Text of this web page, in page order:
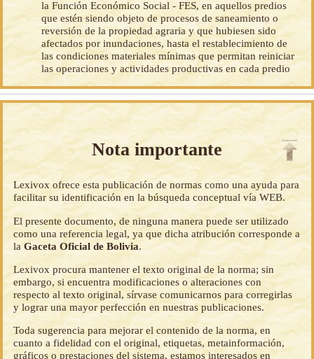
la Función Económico Social - FES, en aquellos predios
que estén siendo objeto de procesos de saneamiento o
reversión de la propiedad agraria y que hubiesen sido
afectados por inundaciones, hasta el restablecimiento de
las condiciones materiales mínimas que permitan reiniciar
las operaciones y actividades productivas en cada predio
Nota importante
Lexivox ofrece esta publicación de normas como una ayuda para
facilitar su identificación en la búsqueda conceptual vía WEB.
El presente documento, de ninguna manera puede ser utilizado
como una referencia legal, ya que dicha atribución corresponde a
laGaceta Oficial de Bolivia.
Lexivox procura mantener el texto original de la norma; sin
embargo, si encuentra modificaciones o alteraciones con
respecto al texto original, sírvase comunicarnos para corregirlas
y lograr una mayor perfección en nuestras publicaciones.
Toda sugerencia para mejorar el contenido de la norma, en
cuanto a fidelidad con el original, etiquetas, metainformación,
gráficos o prestaciones del sistema, estamos interesados en